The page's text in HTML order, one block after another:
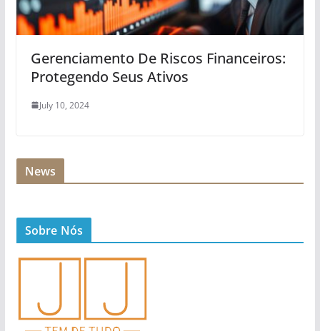
Gerenciamento De Riscos Financeiros:
Protegendo Seus Ativos
July 10, 2024
News
Sobre Nós